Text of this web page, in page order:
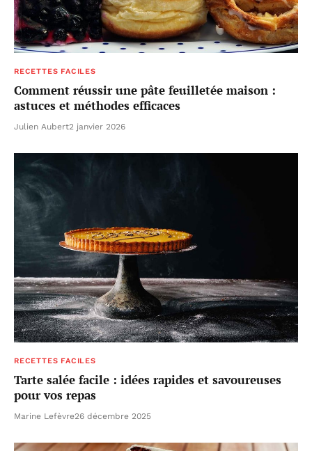
RECETTES FACILES
Comment réussir une pâte feuilletée maison :
astuces et méthodes efficaces
Julien Aubert2 janvier 2026
RECETTES FACILES
Tarte salée facile : idées rapides et savoureuses
pour vos repas
Marine Lefèvre26 décembre 2025